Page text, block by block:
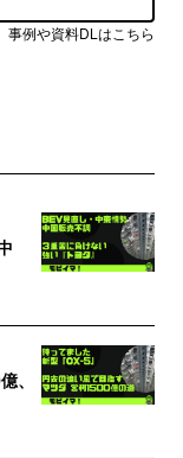
事例や資料DLはこちら
、